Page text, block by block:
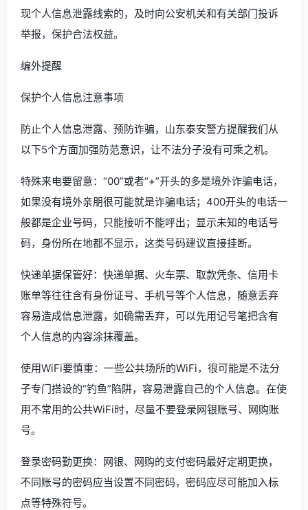
现个人信息泄露线索的，及时向公安机关和有关部门投诉
举报，保护合法权益。
编外提醒
保护个人信息注意事项
防止个人信息泄露、预防诈骗，山东泰安警方提醒我们从
以下5个方面加强防范意识，让不法分子没有可乘之机。
特殊来电要留意：“00”或者“+”开头的多是境外诈骗电话，
如果没有境外亲朋很可能就是诈骗电话；400开头的电话一
般都是企业号码，只能接听不能呼出；显示未知的电话号
码，身份所在地都不显示，这类号码建议直接挂断。
快递单据保管好：快递单据、火车票、取款凭条、信用卡
账单等往往含有身份证号、手机号等个人信息，随意丢弃
容易造成信息泄露，如确需丢弃，可以先用记号笔把含有
个人信息的内容涂抹覆盖。
使用WiFi要慎重：一些公共场所的WiFi，很可能是不法分
子专门搭设的“钓鱼”陷阱，容易泄露自己的个人信息。在使
用不常用的公共WiFi时，尽量不要登录网银账号、网购账
号。
登录密码勤更换：网银、网购的支付密码最好定期更换，
不同账号的密码应当设置不同密码，密码应尽可能加入标
点等特殊符号。